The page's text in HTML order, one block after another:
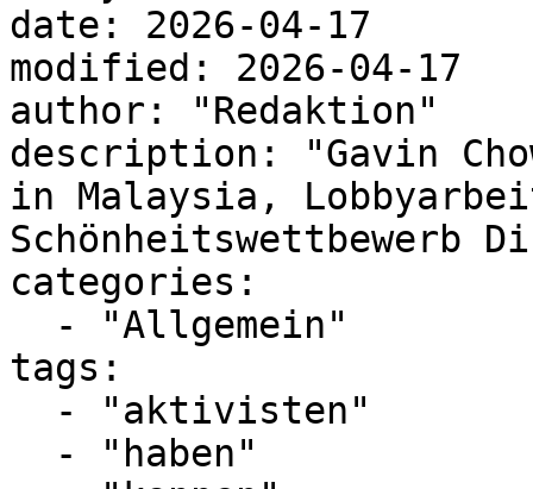
date: 2026-04-17
modified: 2026-04-17
author: "Redaktion"
description: "Gavin
in Malaysia,
Schönheitswettbewerb
categories:
tags: